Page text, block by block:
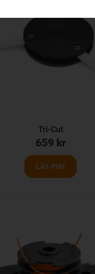
Tri-Cut
659 kr
Läs mer